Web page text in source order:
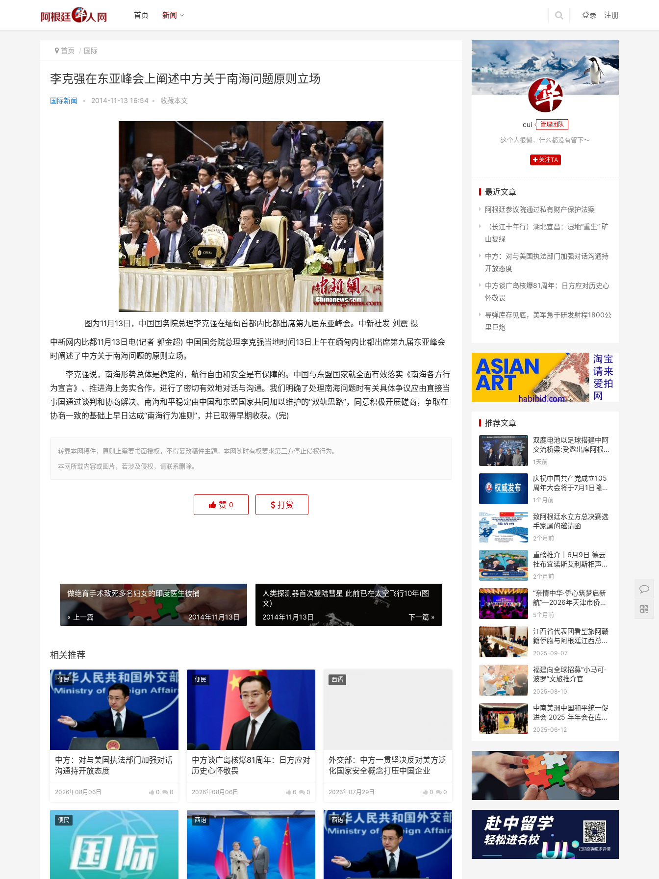
登录 注册
首页 新闻
首页 国际
李克强在东亚峰会上阐述中方关于南海问题原则立场
国际新闻 • 2014-11-13 16:54 • 收藏本文
图为11月13日，中国国务院总理李克强在缅甸首都内比都出席第九届东亚峰会。中新社发 刘震 摄
中新网内比都11月13日电(记者 郭金超) 中国国务院总理李克强当地时间13日上午在缅甸内比都出席第九届东亚峰会
时阐述了中方关于南海问题的原则立场。
李克强说，南海形势总体是稳定的，航行自由和安全是有保障的。中国与东盟国家就全面有效落实《南海各方行
为宣言》、推进海上务实合作，进行了密切有效地对话与沟通。我们明确了处理南海问题时有关具体争议应由直接当
事国通过谈判和协商解决、南海和平稳定由中国和东盟国家共同加以维护的“双轨思路”，同意积极开展磋商，争取在
协商一致的基础上早日达成“南海行为准则”，并已取得早期收获。(完)
转载本网稿件，原则上需要书面授权，不得篡改稿件主题。本网随时有权要求第三方停止侵权行为。
本网所载内容或图片，若涉及侵权，请联系删除。
赞 0 打赏
做绝育手术致死多名妇女的印度医生被捕
« 上一篇 2014年11月13日
人类探测器首次登陆彗星 此前已在太空飞行10年(图
文)
下一篇 »
2014年11月13日
相关推荐
便民
中方：对与美国执法部门加强对话
沟通持开放态度
2026年08月06日 0 0
便民
中方谈广岛核爆81周年：日方应对
历史心怀敬畏
2026年08月06日 0 0
西语
外交部：中方一贯坚决反对美方泛
化国家安全概念打压中国企业
2026年07月29日 0 0
便民 西语 西语
cui 管理团队
这个人很懒，什么都没有留下～
关注TA
最近文章
阿根廷参议院通过私有财产保护法案
（长江十年行）湖北宜昌：湿地“重生” 矿
山复绿
中方：对与美国执法部门加强对话沟通持
开放态度
中方谈广岛核爆81周年：日方应对历史心
怀敬畏
导弹库存见底，美军急于研发射程1800公
里巨炮
推荐文章
双鹿电池以足球搭建中阿
交流桥梁:受邀出席阿根廷
足协赞助商招待会！
1天前
庆祝中国共产党成立105
周年大会将于7月1日隆重
举行
1个月前
致阿根廷水立方总决赛选
手家属的邀请函
2个月前
重磅推介｜6月9日 德云
社布宜诺斯艾利斯相声专
场！国风曲艺邂逅南美风
结！
2个月前
“亲情中华·侨心筑梦启新
航”—2026年天津市侨界
新春联谊活动成功举办
5个月前
江西省代表团看望旅阿赣
籍侨胞与阿根廷江西总商
会座谈
2025-09-07
福建向全球招募“小马可·
波罗”文旅推介官
2025-08-10
中南美洲中国和平统一促
进会 2025 年年会在库拉
索圆满举行，共绘反“独”
2025-06-12